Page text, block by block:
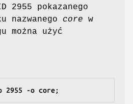
2955 pokazanego
nazwanego core w
można użyć
2955 -o core